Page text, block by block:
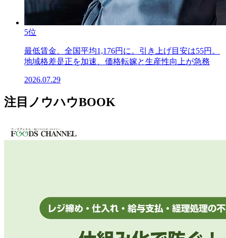
5位
最低賃金、全国平均1,176円に。引き上げ目安は55円。
地域格差是正を加速、価格転嫁と生産性向上が急務
2026.07.29
注目ノウハウBOOK